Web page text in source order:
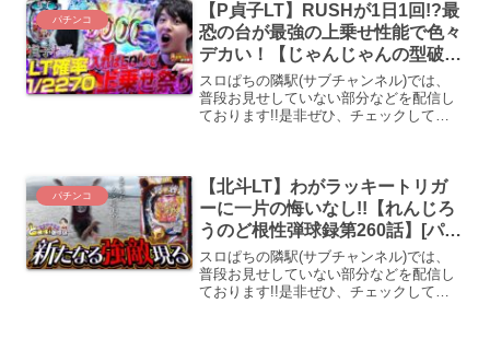
てい...
パチンコ
【P貞子LT】RUSHが1日1回!?最
恐の台が最強の上乗せ性能で色々
デカい！【じゃんじゃんの型破り
弾球録第524話】[パチンコ]#じゃ
んじゃん
スロぱちの隣駅(サブチャンネル)では、
普段お見せしていない部分などを配信し
ております!!是非ぜひ、チェックしてみ
しきの熱い実...
パチンコ
【北斗LT】わがラッキートリガ
ーに一片の悔いなし!!【れんじろ
うのど根性弾球録第260話】[パチ
ンコ]#れんじろう
スロぱちの隣駅(サブチャンネル)では、
普段お見せしていない部分などを配信し
ております!!是非ぜひ、チェックしてみ